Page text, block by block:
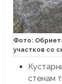
Фото:
участков со
стенам